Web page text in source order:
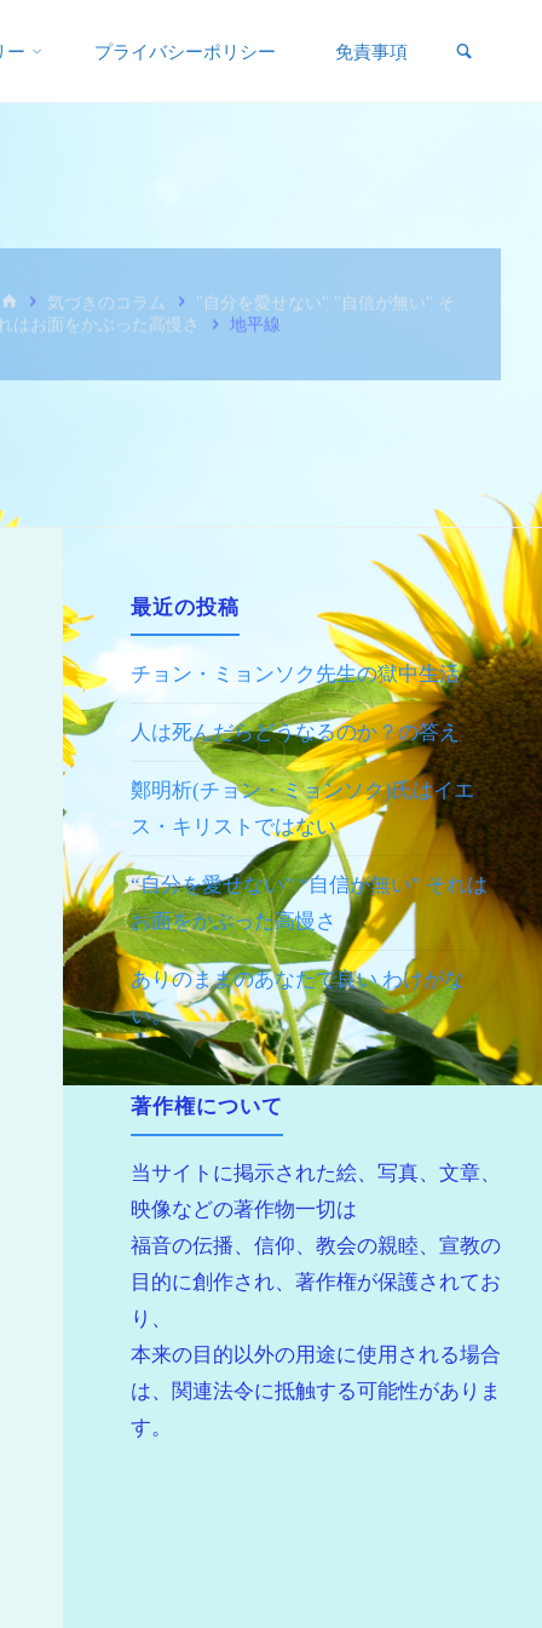
ー プライバシーポリシー 免責事項
気づきのコラム
"自分を愛せない" "自信が無い" そ
はお面をかぶった高慢さ
地平線
最近の投稿
チョン・ミョンソク先生の獄中生活
人は死んだらどうなるのか？の答え
鄭明析(チョン・ミョンソク)氏はイエ
ス・キリストではない
“自分を愛せない” “自信が無い” それは
お面をかぶった高慢さ
ありのままのあなたで良い わけがな
い。
著作権について
当サイトに掲示された絵、写真、文章、
映像などの著作物一切は
福音の伝播、信仰、教会の親睦、宣教の
目的に創作され、著作権が保護されてお
り、
本来の目的以外の用途に使用される場合
は、関連法令に抵触する可能性がありま
す。